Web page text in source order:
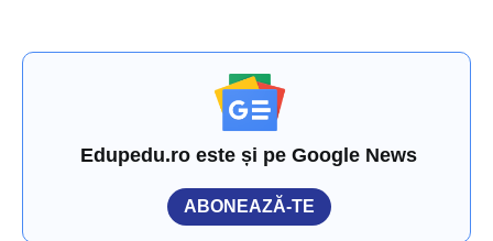
Edupedu.ro este și pe Google News
ABONEAZĂ-TE